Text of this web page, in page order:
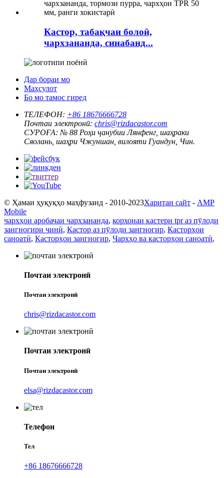
Кастор, табақчаи болоӣ,
чархзананда, синабанд...
Дар бораи мо
Маҳсулот
Бо мо тамос гиред
ТЕЛЕФОН: +86 18676666728
Почтаи электронӣ: chris@rizdacastor.com
СУРОҒА: № 88 Роҳи ҷанубии Лянфенг, шаҳраки
Сяолань, шаҳри Чжуншан, вилояти Гуандун, Чин.
© Ҳамаи ҳуқуқҳо маҳфузанд - 2010-2023Харитаи сайт - AMP
Mobile
чархҳои аробачаи чархзананда, корхонаи кастери tpr аз пӯлоди
зангногири чинӣ, Кастор аз пӯлоди зангногир, Касторҳои
саноатӣ, Касторҳои зангногир, Чархҳо ва касторҳои саноатӣ,
Почтаи электронӣ
Почтаи электронӣ
chris@rizdacastor.com
Почтаи электронӣ
Почтаи электронӣ
elsa@rizdacastor.com
Телефон
Тел
+86 18676666728